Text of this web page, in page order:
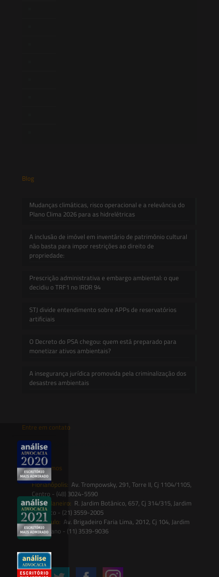
Blog
Mudanças climáticas, risco operacional e a relevância do
Plano Clima 2026 para as hidrelétricas
A inclusão de imóvel em inventário de patrimônio cultural
não basta para impor restrições ao direito de
propriedade:
Prescrição administrativa e embargo ambiental: o que
decidiu o TRF1 no IRDR 94
STJ divide entendimento sobre APPs de reservatórios
artificiais
O Decreto do PSA chegou: quem está preparado para
monetizar ativos ambientais?
A insegurança jurídica promovida pela criminalização dos
desastres ambientais
Entre em contato
contato@saesadvogados.com.br
Onde estamos
Florianópolis: Av. Trompowsky, 291, Torre II, Cj 1104/1105,
Centro - (48) 3024-5590
Rio de Janeiro: R. Jardim Botânico, 657, Cj 314/315, Jardim
Botânico - (21) 3559-2005
São Paulo: Av. Brigadeiro Faria Lima, 2012, Cj 104, Jardim
Paulistano - (11) 3539-9036
Siga-nos